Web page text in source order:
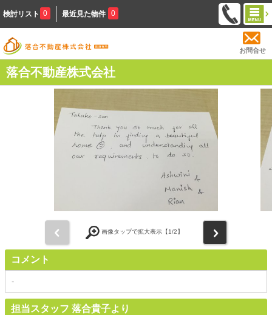
検討リスト 0 最近見た物件 0
お問合せ
落合不動産株式会社
画像タップで拡大表示【1/2】
コメント
-
担当スタッフ 落合貴子より